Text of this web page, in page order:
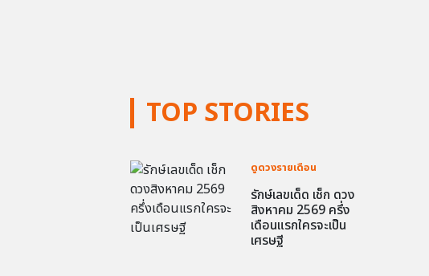
TOP STORIES
ดูดวงรายเดือน
รักษ์เลขเด็ด เช็ก ดวง
สิงหาคม 2569 ครึ่ง
เดือนแรกใครจะเป็น
เศรษฐี